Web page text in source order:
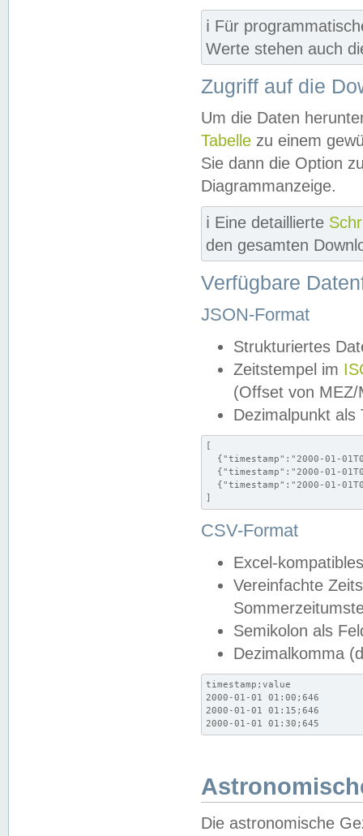
ℹ️ Für
Werte stehen auch
Zugriff auf die
Um die Daten
Tabelle zu einem
Sie dann die Option
Diagrammanzeige.
ℹ️ Eine detaillierte
den gesamten
Verfügbare
JSON-Format
Strukturiertes
Zeitstempel im
(Offset von MEZ/
Dezimalpunkt als
[
{"timestamp":"2000-01-
{"timestamp":"2000-01-
{"timestamp":"2000-01-
]
CSV-Format
Excel-
Vereinfachte
Semikolon als
Dezimalkomma
timestamp;value
2000-01-01 01:00;646
2000-01-01 01:15;646
2000-01-01 01:30;645
Die astronomische